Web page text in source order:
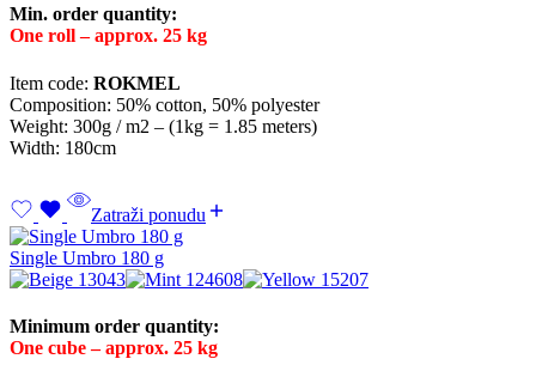
Min. order quantity:
One roll – approx. 25 kg
Item code: ROKMEL
Composition: 50% cotton, 50% polyester
Weight: 300g / m2 – (1kg = 1.85 meters)
Width: 180cm
Zatraži ponudu
Single Umbro 180 g
Minimum order quantity:
One cube – approx. 25 kg